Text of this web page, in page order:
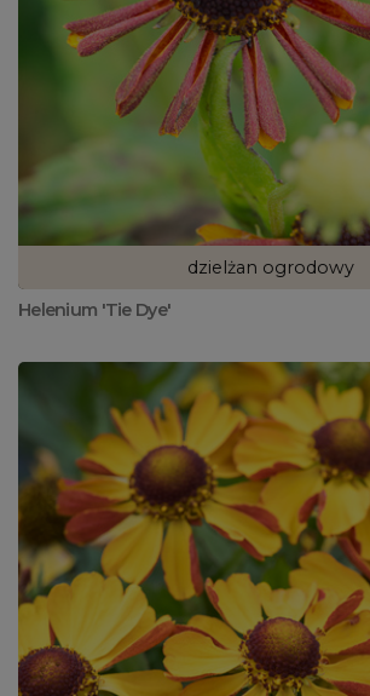
dzielżan ogrodowy
Helenium 'Tie Dye'